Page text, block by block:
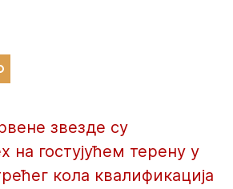
звезде су
на гостујућем терену у
кола квалификација